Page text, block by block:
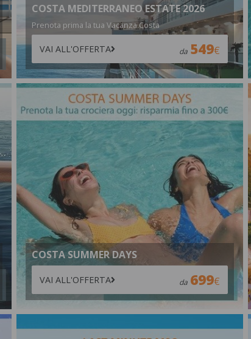
COSTA MEDITERRANEO ESTATE 2026
Prenota prima la tua Vacanza Costa
VAI ALL'OFFERTA da 549
COSTA SUMMER DAYS
VAI ALL'OFFERTA da 699